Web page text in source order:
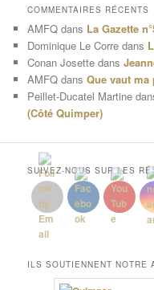
COMMENTAIRES RÉCENTS
AMFQ dans La Gazette
Dominique Le Corre dans
Conan Josette dans
AMFQ dansQue vaut ma
Peillet-Ducatel Martine
(Côté Quimper)
SUIVEZ-NOUS SUR LES
ILS SOUTIENNENT NOTRE